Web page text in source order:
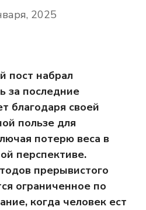
2025
пост набрал
за последние
благодаря своей
пользе для
потерю веса в
перспективе.
прерывистого
ограниченное по
когда человек ест